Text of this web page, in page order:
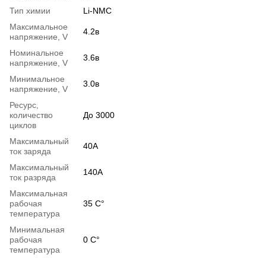
Тип химии
Li-NMC
Максимальное
напряжение, V
4.2в
Номинальное
напряжение, V
3.6в
Минимальное
напряжение, V
3.0в
Ресурс,
количество
циклов
До 3000
Максимальный
ток заряда
40A
Максимальный
ток разряда
140A
Максимальная
рабочая
температура
35 C°
Минимальная
рабочая
температура
0 C°